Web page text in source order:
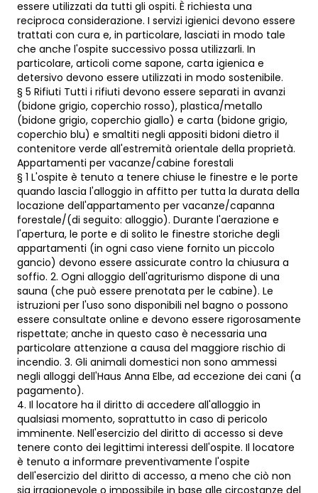
essere utilizzati da tutti gli ospiti. È richiesta una
reciproca considerazione. I servizi igienici devono essere
trattati con cura e, in particolare, lasciati in modo tale
che anche l'ospite successivo possa utilizzarli. In
particolare, articoli come sapone, carta igienica e
detersivo devono essere utilizzati in modo sostenibile.
§ 5 Rifiuti Tutti i rifiuti devono essere separati in avanzi
(bidone grigio, coperchio rosso), plastica/metallo
(bidone grigio, coperchio giallo) e carta (bidone grigio,
coperchio blu) e smaltiti negli appositi bidoni dietro il
contenitore verde all'estremità orientale della proprietà.
Appartamenti per vacanze/cabine forestali
§ 1 L'ospite è tenuto a tenere chiuse le finestre e le porte
quando lascia l'alloggio in affitto per tutta la durata della
locazione dell'appartamento per vacanze/capanna
forestale/(di seguito: alloggio). Durante l'aerazione e
l'apertura, le porte e di solito le finestre storiche degli
appartamenti (in ogni caso viene fornito un piccolo
gancio) devono essere assicurate contro la chiusura a
soffio. 2. Ogni alloggio dell'agriturismo dispone di una
sauna (che può essere prenotata per le cabine). Le
istruzioni per l'uso sono disponibili nel bagno o possono
essere consultate online e devono essere rigorosamente
rispettate; anche in questo caso è necessaria una
particolare attenzione a causa del maggiore rischio di
incendio. 3. Gli animali domestici non sono ammessi
negli alloggi dell'Haus Anna Elbe, ad eccezione dei cani (a
pagamento).
4. Il locatore ha il diritto di accedere all'alloggio in
qualsiasi momento, soprattutto in caso di pericolo
imminente. Nell'esercizio del diritto di accesso si deve
tenere conto dei legittimi interessi dell'ospite. Il locatore
è tenuto a informare preventivamente l'ospite
dell'esercizio del diritto di accesso, a meno che ciò non
sia irragionevole o impossibile in base alle circostanze del